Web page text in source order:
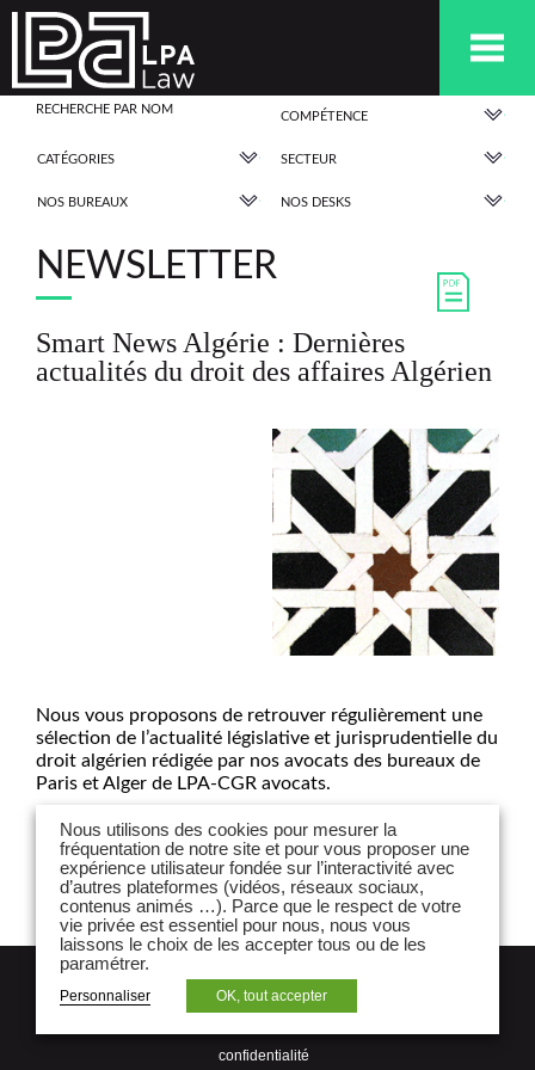
COMPÉTENCE
CATÉGORIES SECTEUR
NOS BUREAUX NOS DESKS
NEWSLETTER
Smart News Algérie : Dernières
actualités du droit des affaires Algérien
Nous vous proposons de retrouver régulièrement une
sélection de l’actualité législative et jurisprudentielle du
droit algérien rédigée par nos avocats des bureaux de
Paris et Alger de LPA-CGR avocats.
Pour consulter notre Smart News, cliquez sur le pdf.
NEWSLETTER
confidentialité
Nous utilisons des cookies pour mesurer la
fréquentation de notre site et pour vous proposer une
expérience utilisateur fondée sur l’interactivité avec
d’autres plateformes (vidéos, réseaux sociaux,
contenus animés …). Parce que le respect de votre
vie privée est essentiel pour nous, nous vous
laissons le choix de les accepter tous ou de les
paramétrer.
Personnaliser OK, tout accepter